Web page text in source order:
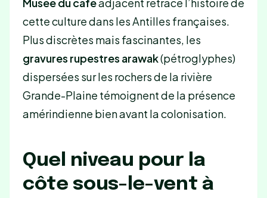
Musée du caféadjacent retrace l’histoire de
cette culture dans les Antilles françaises.
Plus discrètes mais fascinantes, les
gravures rupestres arawak(pétroglyphes)
dispersées sur les rochers de la rivière
Grande-Plaine témoignent de la présence
amérindienne bien avant la colonisation.
Quel niveau pour la
côte sous-le-vent à